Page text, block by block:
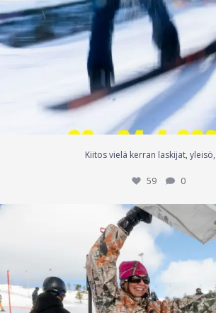
Kiitos vielä kerran laskijat, yleisö,
59 0
Heat Wave pe-la photo dumb
Menossa ...
177 0